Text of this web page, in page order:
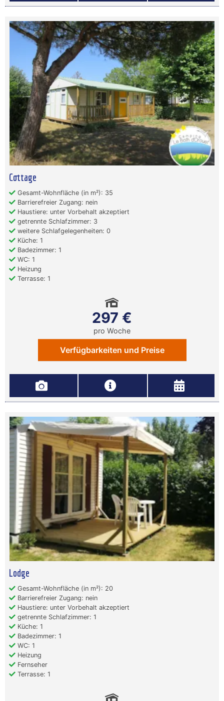
Cottage
Gesamt-Wohnfläche (in m²): 35
Barrierefreier Zugang: nein
Haustiere: unter Vorbehalt akzeptiert
getrennte Schlafzimmer: 3
weitere Schlafgelegenheiten: 0
Küche: 1
Badezimmer: 1
WC: 1
Heizung
Terrasse: 1
297 €
pro Woche
Verfügbarkeiten und Preise
Lodge
Gesamt-Wohnfläche (in m²): 20
Barrierefreier Zugang: nein
Haustiere: unter Vorbehalt akzeptiert
getrennte Schlafzimmer: 1
Küche: 1
Badezimmer: 1
WC: 1
Heizung
Fernseher
Terrasse: 1